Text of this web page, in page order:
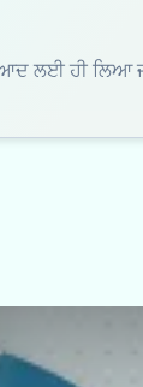
ਲਈ ਹੀ ਲਿਆ